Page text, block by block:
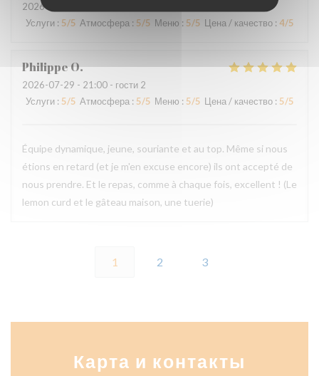
2026-07-30
Услуги : 5/5 Атмосфера : 5/5 Меню : 5/5 Цена / качество : 4/5
PhilippeO
2026-07-29 - 21:00 - гости 2
Услуги : 5/5 Атмосфера : 5/5 Меню : 5/5 Цена / качество : 5/5
Équipe dynamique, jeune, souriante et au top. Même si nous
étions en retard (et je m'en excuse encore) ils ont accepté de
nous prendre. Et le repas, comme à chaque fois, excellent ! (Le
lemon curd et le gâteau maison, une tuerie)
1 2 3
Карта и контакты